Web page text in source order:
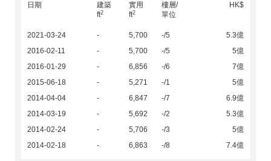
日期
建築
ft2
實用
ft2
樓層/
單位
HK$
2021-03-24 - 5,700 -/5
5.3億
2016-02-11
- 5,700 -/5
5億
2016-01-29
- 6,856 -/6
7億
2015-06-18
- 5,271 -/1
5億
2014-04-04
- 6,847 -/7
6.9億
2014-03-19
- 5,692 -/2
5.3億
2014-02-24
- 5,706 -/3
5億
2014-02-18
- 6,863 -/8 7.4億